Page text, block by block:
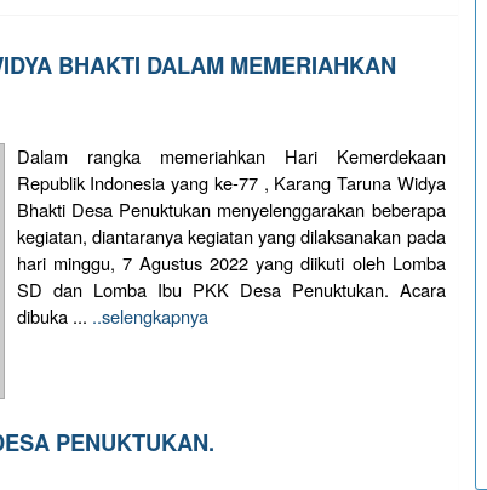
BHAKTI DALAM MEMERIAHKAN
Dalam rangka memeriahkan Hari Kemerdekaan
Republik Indonesia yang ke-77 , Karang Taruna Widya
Bhakti Desa Penuktukan menyelenggarakan beberapa
kegiatan, diantaranya kegiatan yang dilaksanakan pada
hari minggu, 7 Agustus 2022 yang diikuti oleh Lomba
SD dan Lomba Ibu PKK Desa Penuktukan. Acara
dibuka ... ..selengkapnya
PENUKTUKAN.